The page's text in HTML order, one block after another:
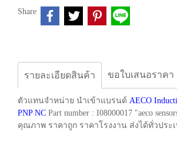
Share
รายละเอียดสินค้า ขอใบเสนอราคา
ตัวแทนจำหน่าย นำเข้าแบรนด์ AECO
PNP NC Part number : I08000017 "aeco
คุณภาพ ราคาถูก ราคาโรงงาน ส่งได้ทั่วประ